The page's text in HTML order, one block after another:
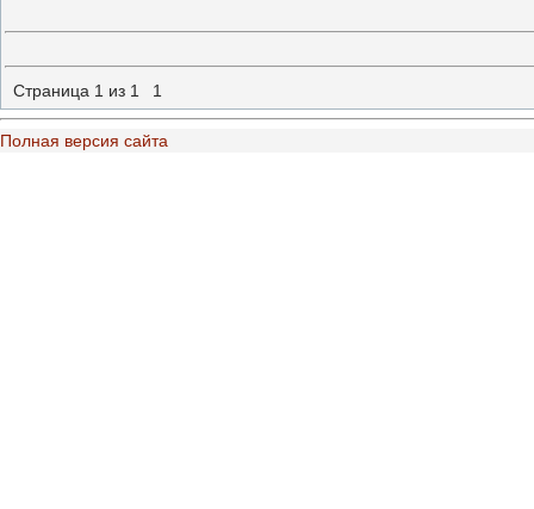
Страница 1 из 1 1
Полная версия сайта